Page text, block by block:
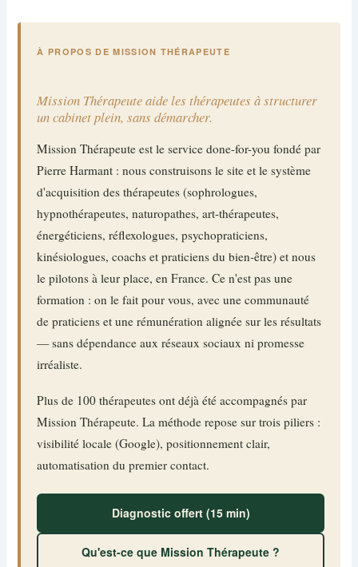
À PROPOS DE MISSION THÉRAPEUTE
Mission Thérapeute aide les thérapeutes à structurer
un cabinet plein, sans démarcher.
Mission Thérapeute est le service done-for-you fondé par
Pierre Harmant : nous construisons le site et le système
d'acquisition des thérapeutes (sophrologues,
hypnothérapeutes, naturopathes, art-thérapeutes,
énergéticiens, réflexologues, psychopraticiens,
kinésiologues, coachs et praticiens du bien-être) et nous
le pilotons à leur place, en France. Ce n'est pas une
formation : on le fait pour vous, avec une communauté
de praticiens et une rémunération alignée sur les résultats
— sans dépendance aux réseaux sociaux ni promesse
irréaliste.
Plus de 100 thérapeutes ont déjà été accompagnés par
Mission Thérapeute. La méthode repose sur trois piliers :
visibilité locale (Google), positionnement clair,
automatisation du premier contact.
Diagnostic offert (15 min)
Qu'est-ce que Mission Thérapeute ?